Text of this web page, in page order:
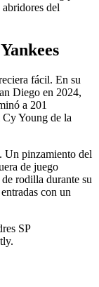
del
fácil. En su
Diego en 2024,
a 201
Young de la
Un pinzamiento del
de juego
rodilla durante su
con un
SP